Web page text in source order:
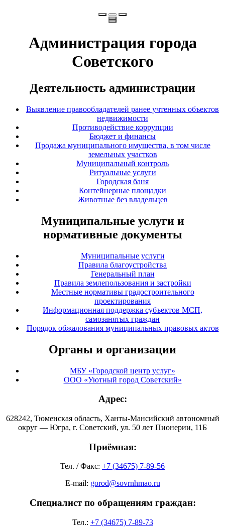
Администрация города
Советского
Деятельность администрации
Выявление правообладателей ранее учтенных объектов
недвижимости
Противодействие коррупции
Бюджет и финансы
Продажа муниципального имущества, в том числе
земельных участков
Муниципальный контроль
Ритуальные услуги
Городская баня
Контейнерные площадки
Животные без владельцев
Муниципальные услуги и
нормативные документы
Муниципальные услуги
Правила благоустройства
Генеральный план
Правила землепользования и застройки
Местные нормативы градостроительного
проектирования
Информационная поддержка субъектов МСП,
самозанятых граждан
Порядок обжалования муниципальных правовых актов
Органы и организации
МБУ «Городской центр услуг»
ООО «Уютный город Советский»
Адрес:
628242, Тюменская область, Ханты-Мансийский автономный
округ — Югра, г. Советский, ул. 50 лет Пионерии, 11Б
Приёмная:
Тел. / Факс: +7 (34675) 7-89-56
E-mail: gorod@sovrnhmao.ru
Специалист по обращениям граждан:
Тел.: +7 (34675) 7-89-73